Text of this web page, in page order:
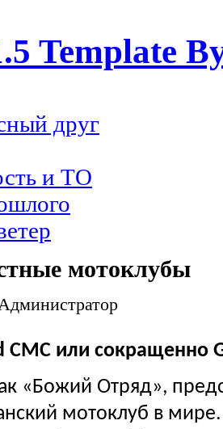
Template
друг
и ТО
мотоклубы
CMC или сокращенно
«Божий Отряд»,
мотоклуб в